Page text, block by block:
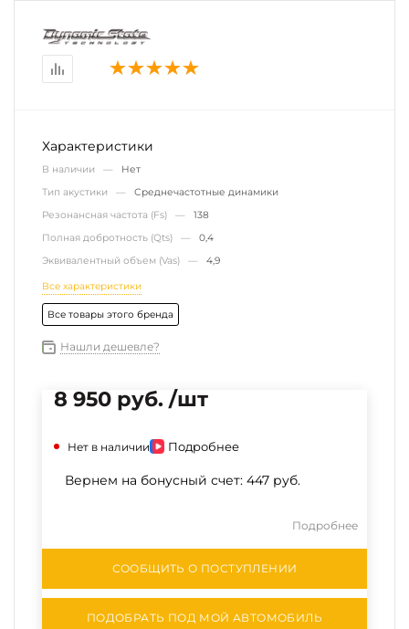
Характеристики
В наличии — Нет
Тип акустики — Среднечастотные динамики
Резонансная частота (Fs) — 138
Полная добротность (Qts) — 0,4
Эквивалентный объем (Vas) — 4,9
Все характеристики
Все товары этого бренда
Нашли дешевле?
8 950 руб. /шт
Нет в наличии Подробнее
Вернем на бонусный счет: 447 руб.
Подробнее
СООБЩИТЬ О ПОСТУПЛЕНИИ
ПОДОБРАТЬ ПОД МОЙ АВТОМОБИЛЬ